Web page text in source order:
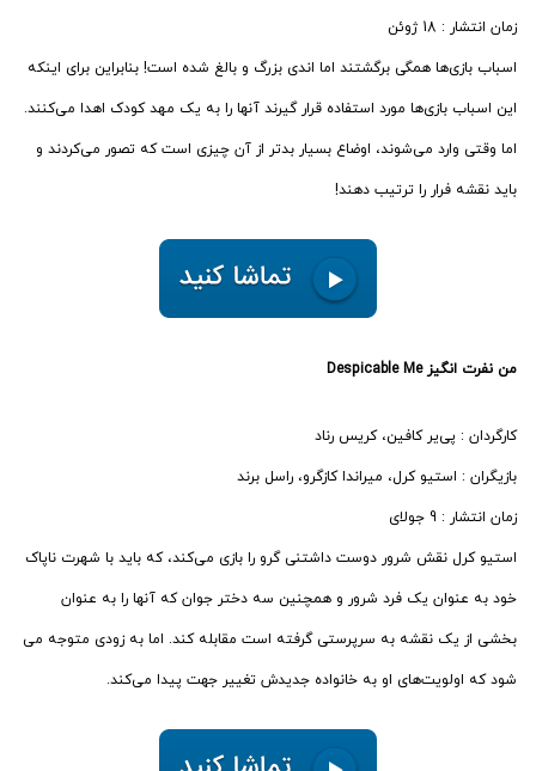
زمان انتشار : 18 ژوئن
اسباب بازی‌ها همگی برگشتند اما اندی بزرگ و بالغ شده است! بنابراین برای اینکه
این اسباب بازی‌ها مورد استفاده قرار گیرند آنها را به یک مهد کودک اهدا می‌کنند.
اما وقتی وارد می‌شوند، اوضاع بسیار بدتر از آن چیزی است که تصور می‌کردند و
باید نقشه فرار را ترتیب دهند!
من نفرت انگیز Despicable Me
کارگردان : پی‌یر کافین، کریس رناد
بازیگران : استیو کرل، میراندا کازگرو، راسل برند
زمان انتشار : 9 جولای
استیو کرل نقش شرور دوست داشتنی گرو را بازی می‌کند، که باید با شهرت ناپاک
خود به عنوان یک فرد شرور و همچنین سه دختر جوان که آنها را به عنوان
بخشی از یک نقشه به سرپرستی گرفته است مقابله کند. اما به زودی متوجه می
شود که اولویت‌های او به خانواده جدیدش تغییر جهت پیدا می‌کند.